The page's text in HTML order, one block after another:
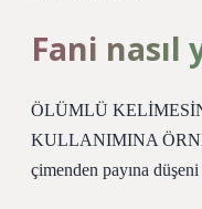
Fani nasıl
ÖLÜMLÜ
KULLANIMINA
çimenden payına düşeni